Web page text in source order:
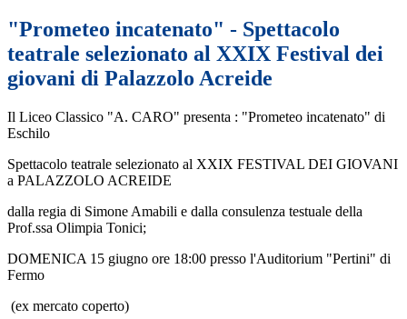
"Prometeo incatenato" - Spettacolo
teatrale selezionato al XXIX Festival dei
giovani di Palazzolo Acreide
Il Liceo Classico "A. CARO" presenta : "Prometeo incatenato" di
Eschilo
Spettacolo teatrale selezionato al XXIX FESTIVAL DEI GIOVANI
a PALAZZOLO ACREIDE
dalla regia di Simone Amabili e dalla consulenza testuale della
Prof.ssa Olimpia Tonici;
DOMENICA 15 giugno ore 18:00 presso l'Auditorium "Pertini" di
Fermo
(ex mercato coperto)